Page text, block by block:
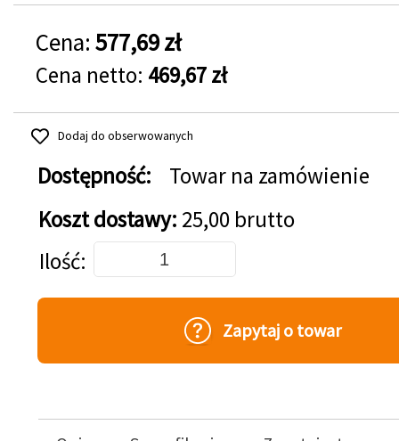
Cena: 577,69 zł
Cena netto: 469,67 zł
Dodaj do obserwowanych
Dostępność:
Towar na zamówienie
Koszt dostawy: 25,00 brutto
Dodaj do koszyka
Ilość
Zapytaj o towar